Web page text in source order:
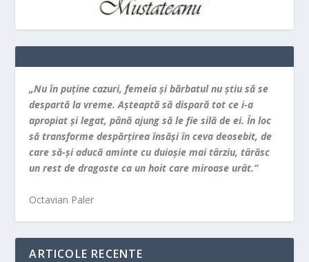
„Nu în puţine cazuri, femeia şi bărbatul nu ştiu să se
despartă la vreme. Aşteaptă să dispară tot ce i-a
apropiat şi legat, până ajung să le fie silă de ei. În loc
să transforme despărţirea însăşi în ceva deosebit, de
care să-şi aducă aminte cu duioşie mai târziu, târăsc
un rest de dragoste ca un hoit care miroase urât.”
Octavian Paler
ARTICOLE RECENTE